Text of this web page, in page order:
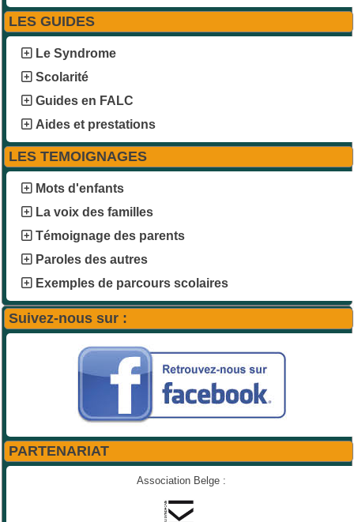
LES GUIDES
Le Syndrome
Scolarité
Guides en FALC
Aides et prestations
LES TEMOIGNAGES
Mots d'enfants
La voix des familles
Témoignage des parents
Paroles des autres
Exemples de parcours scolaires
Suivez-nous sur :
PARTENARIAT
Association Belge :